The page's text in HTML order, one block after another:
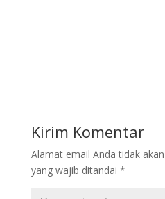
Kirim Komentar
Alamat email Anda tidak
yang wajib ditandai *